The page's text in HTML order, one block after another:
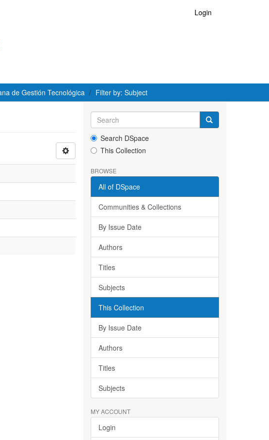
Login
de Gestión Tecnológica Filter by: Subject
Search DSpace
This Collection
BROWSE
All of DSpace
Communities & Collections
By Issue Date
Authors
Titles
Subjects
This Collection
By Issue Date
Authors
Titles
Subjects
MY ACCOUNT
Login